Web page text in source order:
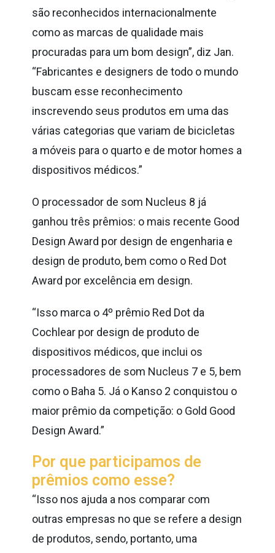
são reconhecidos internacionalmente
como as marcas de qualidade mais
procuradas para um bom design”, diz Jan.
“Fabricantes e designers de todo o mundo
buscam esse reconhecimento
inscrevendo seus produtos em uma das
várias categorias que variam de bicicletas
a móveis para o quarto e de motor homes a
dispositivos médicos.”
O processador de som Nucleus 8 já
ganhou três prêmios: o mais recente Good
Design Award por design de engenharia e
design de produto, bem como o Red Dot
Award por excelência em design.
“Isso marca o 4º prêmio Red Dot da
Cochlear por design de produto de
dispositivos médicos, que inclui os
processadores de som Nucleus 7 e 5, bem
como o Baha 5. Já o Kanso 2 conquistou o
maior prêmio da competição: o Gold Good
Design Award.”
Por que participamos de
prêmios como esse?
“Isso nos ajuda a nos comparar com
outras empresas no que se refere a design
de produtos, sendo, portanto, uma